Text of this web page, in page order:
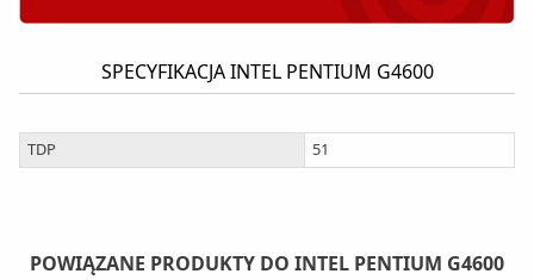
SPECYFIKACJA INTEL PENTIUM G4600
TDP 51
POWIĄZANE PRODUKTY DO INTEL PENTIUM G4600